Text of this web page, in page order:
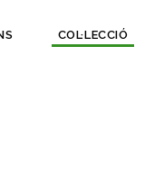
COL·LECCIÓ